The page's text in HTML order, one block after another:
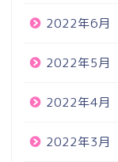
2022年6月
2022年5月
2022年4月
2022年3月